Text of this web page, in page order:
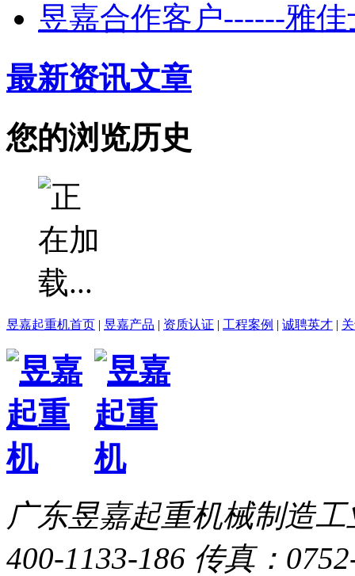
昱嘉合作客户------雅
最新资讯文章
您的浏览历史
昱嘉起重机首页 | 昱嘉产品 | 资质认证 | 工程案例 | 诚聘英才 |
广东昱嘉起重机械制造
400-1133-186 传真：